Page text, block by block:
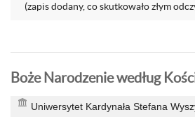
(zapis dodany, co skutkowało złym
Boże Narodzenie według
Uniwersytet Kardynała Stefana